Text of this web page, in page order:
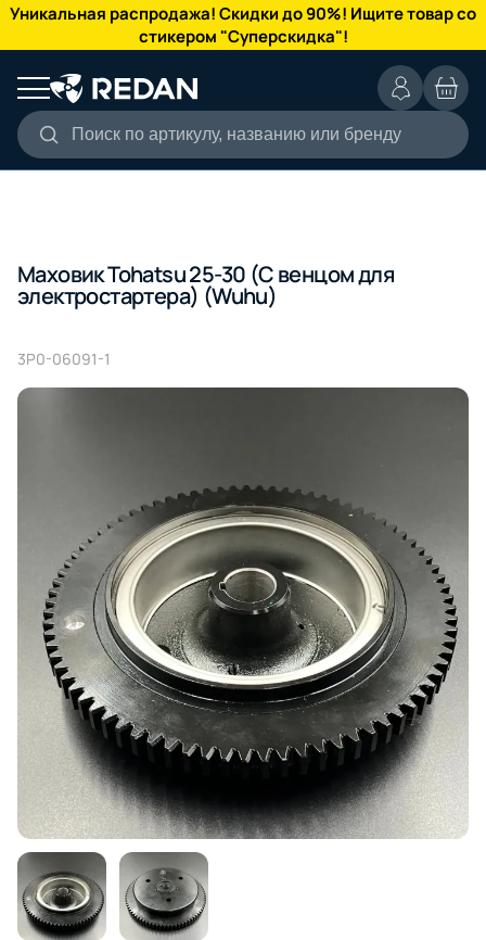
Уникальная распродажа! Скидки до 90%! Ищите товар со
стикером "Суперскидка"!
Поиск по артикулу, названию или бренду
КАТАЛОГ
Маховик Tohatsu 25-30 (C венцом для
электростартера) (Wuhu)
3P0-06091-1